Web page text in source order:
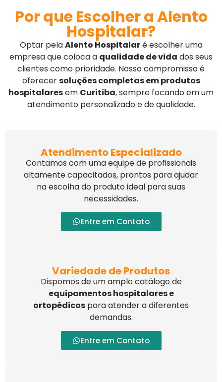
Por que Escolher a Alento
Hospitalar?
Optar pelaAlento Hospitalaré escolher uma
empresa que coloca a qualidade de vida dos seus
clientes como prioridade. Nosso compromisso é
oferecersoluções completas em produtos
hospitalaresem Curitiba, sempre focando em um
atendimento personalizado e de qualidade.
Atendimento Especializado
Contamos com uma equipe de profissionais
altamente capacitados, prontos para ajudar
na escolha do produto ideal para suas
necessidades.
Entre em Contato
Variedade de Produtos
Dispomos de um amplo catálogo de
equipamentos hospitalares e
ortopédicos para atender a diferentes
demandas.
Entre em Contato